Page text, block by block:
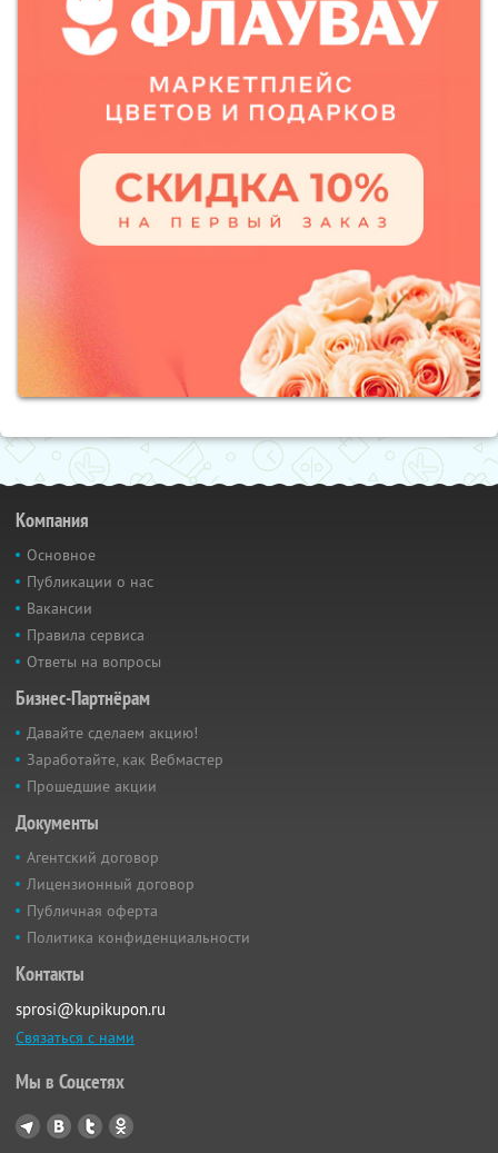
Компания
Основное
Публикации о нас
Вакансии
Правила сервиса
Ответы на вопросы
Бизнес-Партнёрам
Давайте сделаем акцию!
Заработайте, как Вебмастер
Прошедшие акции
Документы
Агентский договор
Лицензионный договор
Публичная оферта
Политика конфиденциальности
Контакты
sprosi@kupikupon.ru
Связаться с нами
Мы в Соцсетях